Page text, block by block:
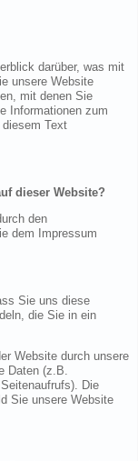
darüber, was mit
unsere Website
mit denen Sie
Informationen zum
Text
dieser Website?
den
dem Impressum
Sie uns diese
die Sie in ein
Website durch unsere
Daten (z.B.
Die
Sie unsere Website